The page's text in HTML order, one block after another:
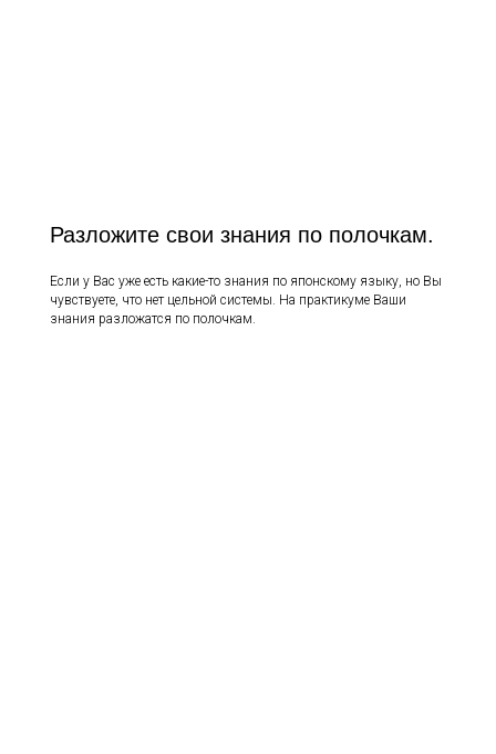
Разложите свои знания по полочкам.
Если у Вас уже есть какие-то знания по японскому языку, но Вы
чувствуете, что нет цельной системы. На практикуме Ваши
знания разложатся по полочкам.